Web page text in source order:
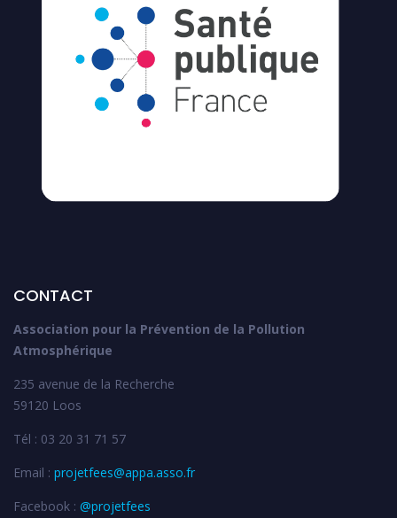
CONTACT
Association pour la Prévention de la Pollution
Atmosphérique
235 avenue de la Recherche
59120 Loos
Tél : 03 20 31 71 57
Email : projetfees@appa.asso.fr
Facebook : @projetfees